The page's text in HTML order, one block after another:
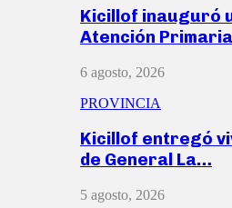
Kicillof inauguró
Atención
6 agosto, 2026
PROVINCIA
Kicillof entregó
de General La…
5 agosto, 2026